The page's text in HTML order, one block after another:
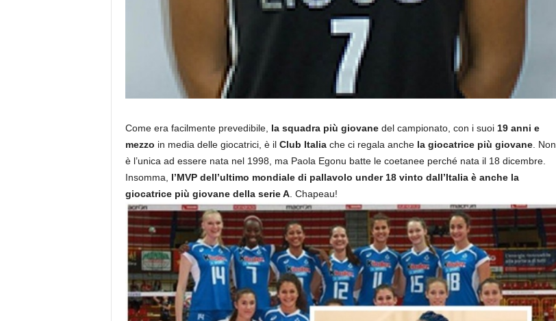
Come era facilmente prevedibile, la squadra più giovanedel campionato, con i suoi 19 anni e
mezzo in media delle giocatrici, è il Club Italiache ci regala anche la giocatrice più giovane. Non
è l’unica ad essere nata nel 1998, ma Paola Egonu batte le coetanee perché nata il 18 dicembre.
Insomma, l’MVP dell’ultimo mondiale di pallavolo under 18 vinto dall’Italia è anche la
giocatrice più giovane della serie A. Chapeau!